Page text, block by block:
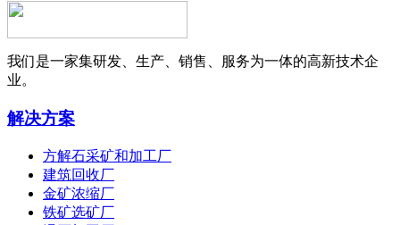
我们是一家集研发、生产、销售、服务为一体的高新技术企
业。
解决方案
方解石采矿和加工厂
建筑回收厂
金矿浓缩厂
铁矿选矿厂